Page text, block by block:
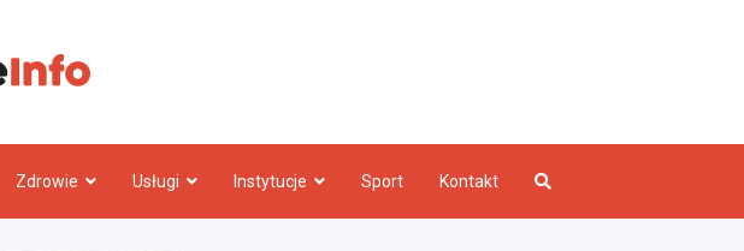
Zdrowie Usługi Instytucje Sport Kontakt